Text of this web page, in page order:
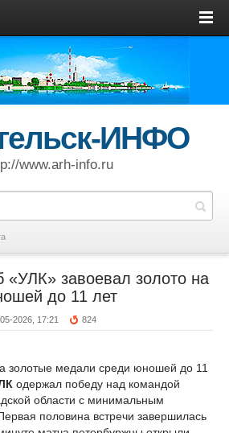
ИНФО
www.arh-info.ru
«УЛК» завоевал золото на
до 11 лет
2026, 17:21 824
медали среди юношей до 11
одержал победу над командой
области с минимальным
половина встречи завершилась